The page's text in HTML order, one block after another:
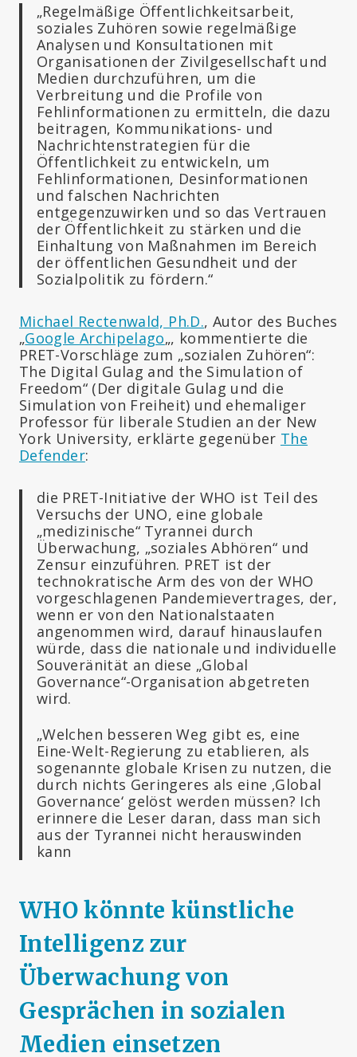
„Regelmäßige Öffentlichkeitsarbeit,
soziales Zuhören sowie regelmäßige
Analysen und Konsultationen mit
Organisationen der Zivilgesellschaft und
Medien durchzuführen, um die
Verbreitung und die Profile von
Fehlinformationen zu ermitteln, die dazu
beitragen, Kommunikations- und
Nachrichtenstrategien für die
Öffentlichkeit zu entwickeln, um
Fehlinformationen, Desinformationen
und falschen Nachrichten
entgegenzuwirken und so das Vertrauen
der Öffentlichkeit zu stärken und die
Einhaltung von Maßnahmen im Bereich
der öffentlichen Gesundheit und der
Sozialpolitik zu fördern.“
Michael Rectenwald, Ph.D., Autor des Buches
„Google Archipelago„, kommentierte die
PRET-Vorschläge zum „sozialen Zuhören“:
The Digital Gulag and the Simulation of
Freedom“ (Der digitale Gulag und die
Simulation von Freiheit) und ehemaliger
Professor für liberale Studien an der New
York University, erklärte gegenüber The
Defender:
die PRET-Initiative der WHO ist Teil des
Versuchs der UNO, eine globale
„medizinische“ Tyrannei durch
Überwachung, „soziales Abhören“ und
Zensur einzuführen. PRET ist der
technokratische Arm des von der WHO
vorgeschlagenen Pandemievertrages, der,
wenn er von den Nationalstaaten
angenommen wird, darauf hinauslaufen
würde, dass die nationale und individuelle
Souveränität an diese „Global
Governance“-Organisation abgetreten
wird.
„Welchen besseren Weg gibt es, eine
Eine-Welt-Regierung zu etablieren, als
sogenannte globale Krisen zu nutzen, die
durch nichts Geringeres als eine ‚Global
Governance‘ gelöst werden müssen? Ich
erinnere die Leser daran, dass man sich
aus der Tyrannei nicht herauswinden
kann
WHO könnte künstliche
Intelligenz zur
Überwachung von
Gesprächen in sozialen
Medien einsetzen